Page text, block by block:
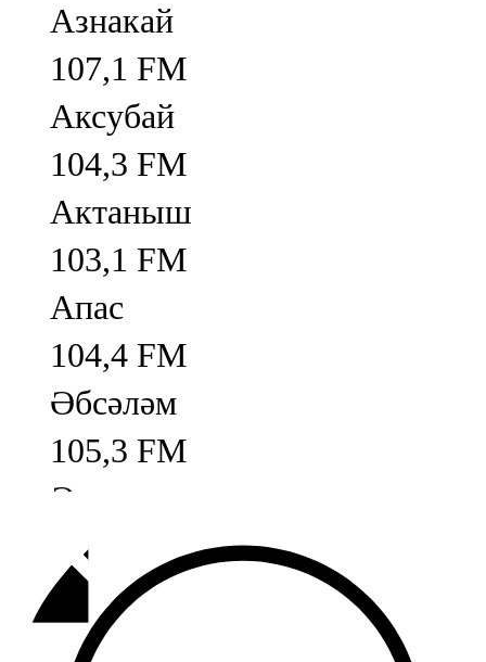
Азнакай
107,1 FM
Аксубай
104,3 FM
Актаныш
103,1 FM
Апас
104,4 FM
Әбсәләм
105,3 FM
Әлмәт
92,9 FM
Базарлы матак
107,1 FM